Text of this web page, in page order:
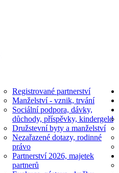
Registrované partnerství
Manželství - vznik, trvání
Sociální podpora, dávky,
důchody, příspěvky, kindergeld
Družstevní byty a manželství
Nezařazené dotazy, rodinné
právo
Partnerství 2026, majetek
partnerů